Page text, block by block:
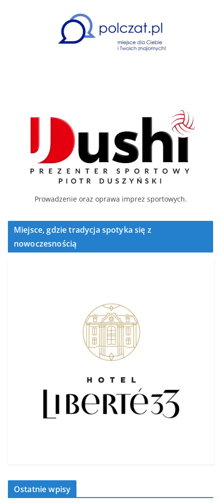
Prowadzenie oraz oprawa imprez sportowych.
Miejsce, gdzie tradycja spotyka się z
nowoczesnością
Ostatnie wpisy